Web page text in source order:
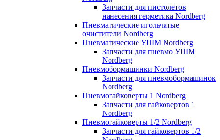
Запчасти для пистолетов
нанесения герметика Nordberg
Пневматические игольчатые
очистители Nordberg
Пневматические УШМ Nordberg
Запчасти для пневмо УШМ
Nordberg
Пневмобормашинки Nordberg
Запчасти для пневмобормашинок
Nordberg
Пневмогайковерты 1 Nordberg
Запчасти для гайковертов 1
Nordberg
Пневмогайковерты 1/2 Nordberg
Запчасти для гайковертов 1/2